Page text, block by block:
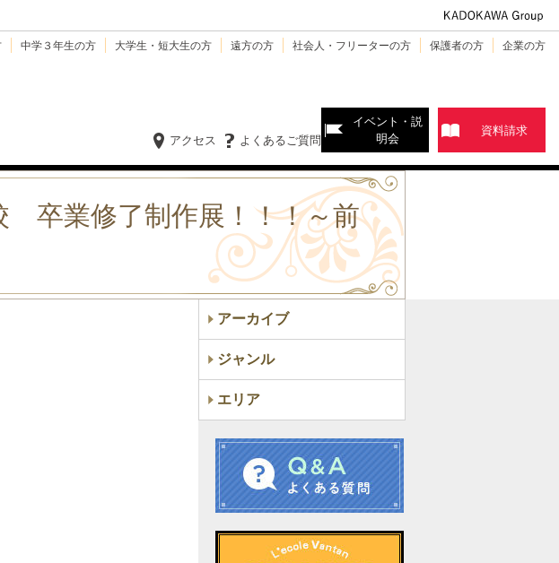
中学３年生の方 大学生・短大生の方 遠方の方 社会人・フリーターの方 保護者の方 企業の方
よくあるご質問
アクセス
イベント・説
明会
資料請求
卒業修了制作展！！！～前
アーカイブ
ジャンル
エリア